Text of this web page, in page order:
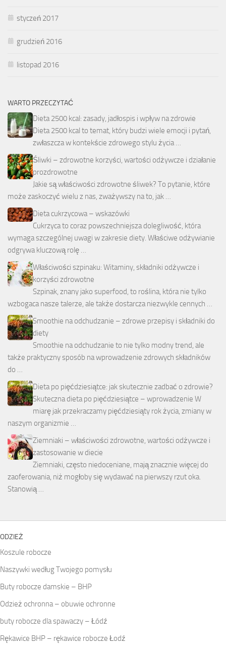
styczeń 2017
grudzień 2016
listopad 2016
WARTO PRZECZYTAĆ
Dieta 2500 kcal: zasady, jadłospis i wpływ na zdrowie
Dieta 2500 kcal to temat, który budzi wiele emocji i pytań,
zwłaszcza w kontekście zdrowego stylu życia …
Śliwki – zdrowotne korzyści, wartości odżywcze i działanie
prozdrowotne
Jakie są właściwości zdrowotne śliwek? To pytanie, które
może zaskoczyć wielu z nas, zważywszy na to, jak …
Dieta cukrzycowa – wskazówki
Cukrzyca to coraz powszechniejsza dolegliwość, która
wymaga szczególnej uwagi w zakresie diety. Właściwe odżywianie
odgrywa kluczową rolę …
Właściwości szpinaku: Witaminy, składniki odżywcze i
korzyści zdrowotne
Szpinak, znany jako superfood, to roślina, która nie tylko
wzbogaca nasze talerze, ale także dostarcza niezwykle cennych …
Smoothie na odchudzanie – zdrowe przepisy i składniki do
diety
Smoothie na odchudzanie to nie tylko modny trend, ale
także praktyczny sposób na wprowadzenie zdrowych składników
do …
Dieta po pięćdziesiątce: jak skutecznie zadbać o zdrowie?
Skuteczna dieta po pięćdziesiątce – wprowadzenie W
miarę jak przekraczamy pięćdziesiąty rok życia, zmiany w
naszym organizmie …
Ziemniaki – właściwości zdrowotne, wartości odżywcze i
zastosowanie w diecie
Ziemniaki, często niedoceniane, mają znacznie więcej do
zaoferowania, niż mogłoby się wydawać na pierwszy rzut oka.
Stanowią …
ODZIEŻ
Koszule robocze
Naszywki według Twojego pomysłu
Buty robocze damskie – BHP
Odzież ochronna – obuwie ochronne
buty robocze dla spawaczy – Łódź
Rękawice BHP – rękawice robocze Łodź